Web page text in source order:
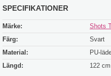
SPECIFIKATIONER
Märke: Shots
Färg:
Svart
Material:
PU-
Längd:
122 cm